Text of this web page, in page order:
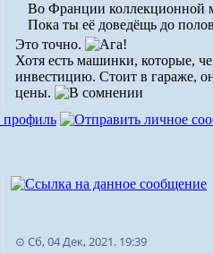
Во Франции коллекционной
Пока ты её доведёщь до
Это точно.
Хотя есть машинки, которые,
инвестицию. Стоит в гараже,
цены.
⊙ Сб, 04 Дек, 2021. 19:39